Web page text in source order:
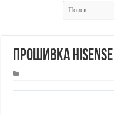
Прошивка Hisense